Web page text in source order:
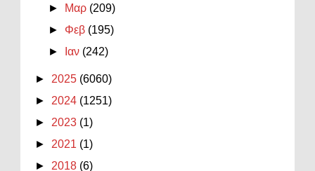
►
Μαρ (209)
► Φεβ (195)
►
Ιαν (242)
► 2025 (6060)
► 2024 (1251)
► 2023 (1)
► 2021 (1)
► 2018 (6)